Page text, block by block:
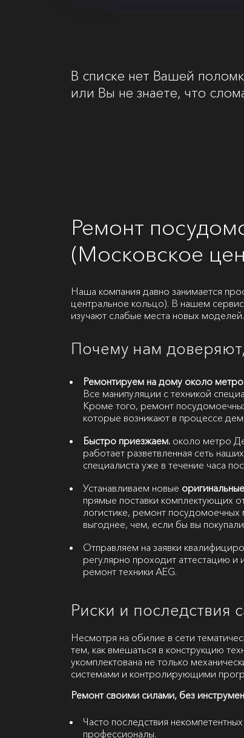
В списке нет Вашей
или Вы не знаете, что
Ремонт
(Московское
Наша компания давно занимается
центральное кольцо). В нашем
изучают слабые места новых моделей.
Почему нам
Ремонтируем на дому около
Все манипуляции с техникой
Кроме того, ремонт
которые возникают в процессе
Быстро приезжаем. около метро
работает разветвленная сеть
специалиста уже в течение часа
Устанавливаем новые
прямые поставки комплектующих
логистике, ремонт
выгоднее, чем, если бы вы
Отправляем на заявки
регулярно проходит аттестацию и
ремонт техники AEG.
Риски и последствия
Несмотря на обилие в сети
тем, как вмешаться в конструкцию
укомплектована не только
системами и контролирующими
Ремонт своими силами, без
Часто последствия
профессионалы.